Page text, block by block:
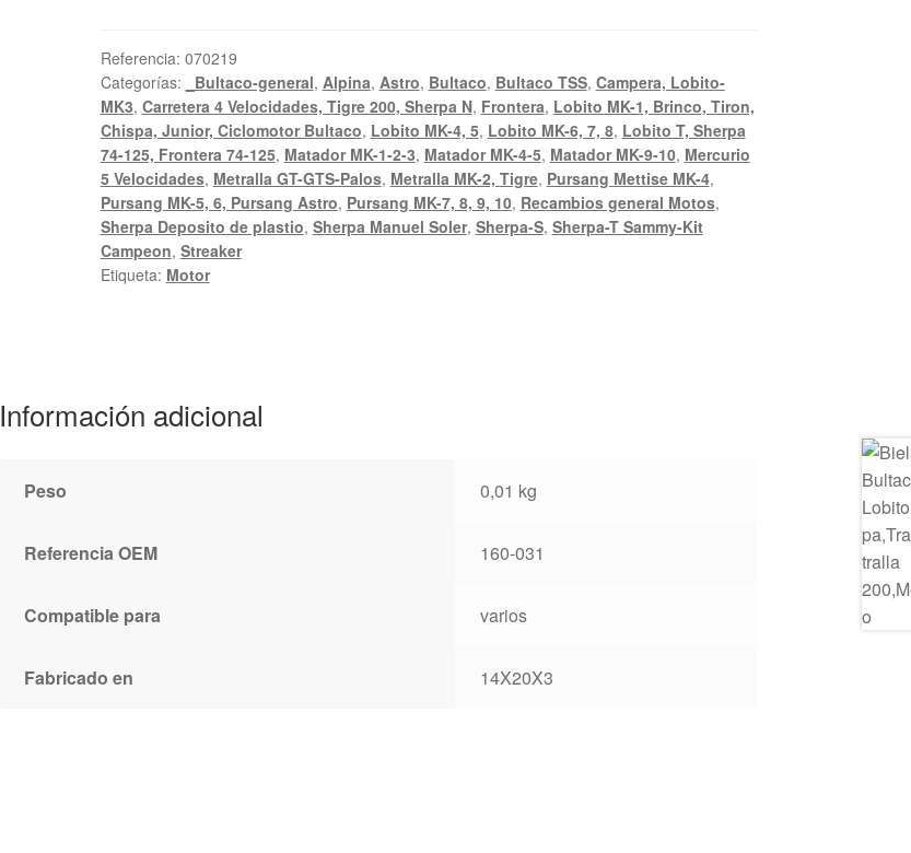
cantidad
Referencia: 070219
Categorías:
_Bultaco-general, Alpina, Astro, Bultaco, Bultaco TSS, Campera, Lobito-
MK3, Carretera 4 Velocidades, Tigre 200, Sherpa N, Frontera, Lobito MK-1, Brinco, Tiron,
Chispa, Junior, Ciclomotor Bultaco, Lobito MK-4, 5, Lobito MK-6, 7, 8, Lobito T, Sherpa
74-125, Frontera 74-125, Matador MK-1-2-3, Matador MK-4-5, Matador MK-9-10, Mercurio
5 Velocidades, Metralla GT-GTS-Palos, Metralla MK-2, Tigre, Pursang Mettise MK-4,
Pursang MK-5, 6, Pursang Astro, Pursang MK-7, 8, 9, 10, Recambios general Motos,
Sherpa Deposito de plastio, Sherpa Manuel Soler, Sherpa-S, Sherpa-T Sammy-Kit
Campeon, Streaker
Etiqueta: Motor
Información adicional
Peso 0,01 kg
Referencia OEM 160-031
Compatible para varios
Fabricado en 14X20X3